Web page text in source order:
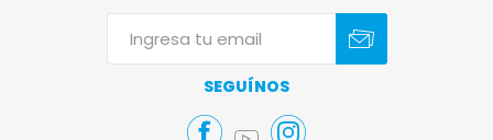
SEGUÍNOS